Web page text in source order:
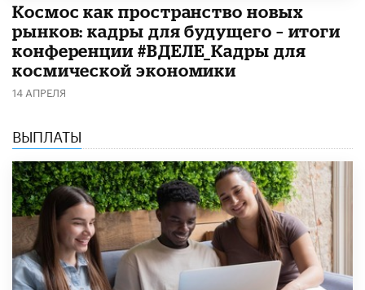
Космос как пространство новых
рынков: кадры для будущего – итоги
конференции #ВДЕЛЕ_Кадры для
космической экономики
14 АПРЕЛЯ
ВЫПЛАТЫ